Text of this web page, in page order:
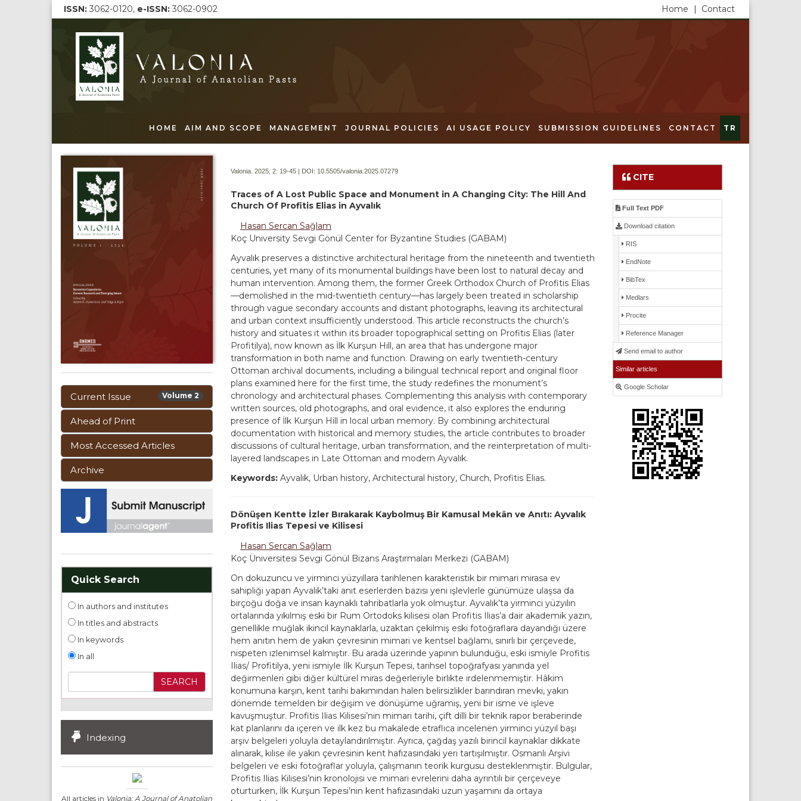
ISSN: 3062-0120, e-ISSN: 3062-0902 Contact
Home |
HOME AIM AND SCOPE MANAGEMENT JOURNAL POLICIES AI USAGE POLICY SUBMISSION GUIDELINES CONTACT TR
Volume 2
Current Issue
Ahead of Print
Most Accessed Articles
Archive
Quick Search
In authors and institutes
In titles and abstracts
In keywords
In all
Indexing
All articles in Valonia: A Journal of Anatolian
Valonia. 2025; 2: 19-45 | DOI: 10.5505/valonia.2025.07279
Traces of A Lost Public Space and Monument in A Changing City: The Hill And
Church Of Profitis Elias in Ayvalık
Hasan Sercan Sağlam
Koç University Sevgi Gönül Center for Byzantine Studies (GABAM)
Ayvalık preserves a distinctive architectural heritage from the nineteenth and twentieth
centuries, yet many of its monumental buildings have been lost to natural decay and
human intervention. Among them, the former Greek Orthodox Church of Profitis Elias
—demolished in the mid-twentieth century—has largely been treated in scholarship
through vague secondary accounts and distant photographs, leaving its architectural
and urban context insufficiently understood. This article reconstructs the church’s
history and situates it within its broader topographical setting on Profitis Elias (later
Profitilya), now known as İlk Kurşun Hill, an area that has undergone major
transformation in both name and function. Drawing on early twentieth-century
Ottoman archival documents, including a bilingual technical report and original floor
plans examined here for the first time, the study redefines the monument’s
chronology and architectural phases. Complementing this analysis with contemporary
written sources, old photographs, and oral evidence, it also explores the enduring
presence of İlk Kurşun Hill in local urban memory. By combining architectural
documentation with historical and memory studies, the article contributes to broader
discussions of cultural heritage, urban transformation, and the reinterpretation of multi-
layered landscapes in Late Ottoman and modern Ayvalık.
Keywords: Ayvalık, Urban history, Architectural history, Church, Profitis Elias.
Dönüşen Kentte İzler Bırakarak Kaybolmuş Bir Kamusal Mekân ve Anıtı: Ayvalık
Profitis Ilias Tepesi ve Kilisesi
Hasan Sercan Sağlam
Koç Üniversitesi Sevgi Gönül Bizans Araştırmaları Merkezi (GABAM)
On dokuzuncu ve yirminci yüzyıllara tarihlenen karakteristik bir mimari mirasa ev
sahipliği yapan Ayvalık’taki anıt eserlerden bazısı yeni işlevlerle günümüze ulaşsa da
birçoğu doğa ve insan kaynaklı tahribatlarla yok olmuştur. Ayvalık’ta yirminci yüzyılın
ortalarında yıkılmış eski bir Rum Ortodoks kilisesi olan Profitis Ilias’a dair akademik yazın,
genellikle muğlak ikincil kaynaklarla, uzaktan çekilmiş eski fotoğraflara dayandığı üzere
hem anıtın hem de yakın çevresinin mimari ve kentsel bağlamı, sınırlı bir çerçevede,
nispeten izlenimsel kalmıştır. Bu arada üzerinde yapının bulunduğu, eski ismiyle Profitis
Ilias/ Profitilya, yeni ismiyle İlk Kurşun Tepesi, tarihsel topoğrafyası yanında yel
değirmenleri gibi diğer kültürel miras değerleriyle birlikte irdelenmemiştir. Hâkim
konumuna karşın, kent tarihi bakımından halen belirsizlikler barındıran mevki, yakın
dönemde temelden bir değişim ve dönüşüme uğramış, yeni bir isme ve işleve
kavuşmuştur. Profitis Ilias Kilisesi’nin mimari tarihi, çift dilli bir teknik rapor beraberinde
kat planlarını da içeren ve ilk kez bu makalede etraflıca incelenen yirminci yüzyıl başı
arşiv belgeleri yoluyla detaylandırılmıştır. Ayrıca, çağdaş yazılı birincil kaynaklar dikkate
alınarak, kilise ile yakın çevresinin kent hafızasındaki yeri tartışılmıştır. Osmanlı Arşivi
belgeleri ve eski fotoğraflar yoluyla, çalışmanın teorik kurgusu desteklenmiştir. Bulgular,
Profitis Ilias Kilisesi’nin kronolojisi ve mimari evrelerini daha ayrıntılı bir çerçeveye
oturturken, İlk Kurşun Tepesi’nin kent hafızasındaki uzun yaşamını da ortaya
CITE
Full Text PDF
Download citation
RIS
EndNote
BibTex
Medlars
Procite
Reference Manager
Send email to author
Similar articles
Google Scholar